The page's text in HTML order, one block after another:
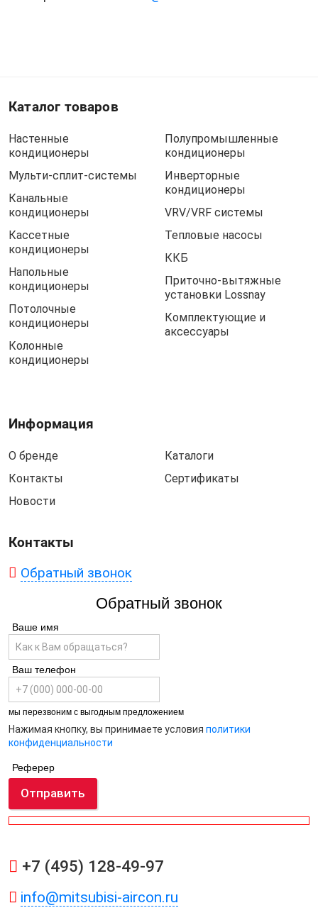
Каталог товаров
Настенные
кондиционеры
Мульти-сплит-системы
Канальные
кондиционеры
Кассетные
кондиционеры
Напольные
кондиционеры
Потолочные
кондиционеры
Колонные
кондиционеры
Полупромышленные
кондиционеры
Инверторные
кондиционеры
VRV/VRF системы
Тепловые насосы
ККБ
Приточно-вытяжные
установки Lossnay
Комплектующие и
аксессуары
Информация
О бренде
Контакты
Новости
Каталоги
Сертификаты
Контакты
Обратный звонок
Обратный звонок
Ваше имя
Ваш телефон
мы перезвоним с выгодным предложением
Нажимая кнопку, вы принимаете условия политики
конфиденциальности
Реферер
Отправить
+7 (495) 128-49-97
info@mitsubisi-aircon.ru